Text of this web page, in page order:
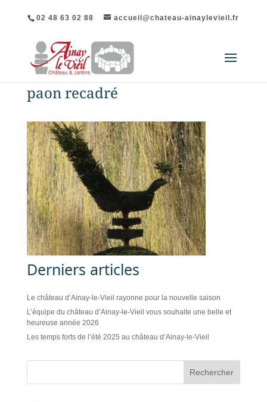
02 48 63 02 88 accueil@chateau-ainaylevieil.fr
paon recadré
Derniers articles
Le château d’Ainay-le-Vieil rayonne pour la nouvelle saison
L’équipe du château d’Ainay-le-Vieil vous souhaite une belle et
heureuse année 2026
Les temps forts de l’été 2025 au château d’Ainay-le-Vieil